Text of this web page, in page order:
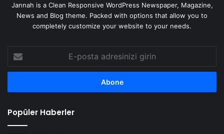
Jannah is a Clean Responsive WordPress Newspaper, Magazine,
News and Blog theme. Packed with options that allow you to
completely customize your website to your needs.
posta
adresinizi
Popüler Haberler